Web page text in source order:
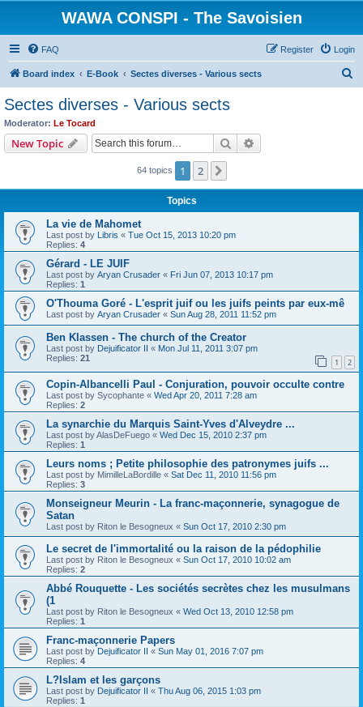
WAWA CONSPI - The Savoisien
FAQ Login
Register
Board index E-Book Sectes diverses - Various sects
Sectes diverses - Various sects
Moderator: Le Tocard
New Topic Search
64 topics 1 2
Topics
La vie de Mahomet
Last post by Libris « Tue Oct 15, 2013 10:20 pm
Replies: 4
Gérard - LE JUIF
Last post by Aryan Crusader « Fri Jun 07, 2013 10:17 pm
Replies: 1
O'Thouma Goré - L'esprit juif ou les juifs peints par eux-mê
Last post by Aryan Crusader « Sun Aug 28, 2011 11:52 pm
Ben Klassen - The church of the Creator
Last post by Dejuificator II « Mon Jul 11, 2011 3:07 pm
Replies: 21 1 2
Copin-Albancelli Paul - Conjuration, pouvoir occulte contre
Last post by Sycophante « Wed Apr 20, 2011 7:28 am
Replies: 2
La synarchie du Marquis Saint-Yves d'Alveydre ...
Last post byAlasDeFuego « Wed Dec 15, 2010 2:37 pm
Replies: 1
Leurs noms ; Petite philosophie des patronymes juifs ...
Last post by MimilleLaBordille « Sat Dec 11, 2010 11:56 pm
Replies: 3
Monseigneur Meurin - La franc-maçonnerie, synagogue de
Satan
Last post by Riton le Besogneux « Sun Oct 17, 2010 2:30 pm
Le secret de l'immortalité ou la raison de la pédophilie
Last post by Riton le Besogneux « Sun Oct 17, 2010 10:02 am
Replies: 2
Abbé Rouquette - Les sociétés secrètes chez les musulmans
(1
Last post by Riton le Besogneux « Wed Oct 13, 2010 12:58 pm
Replies: 1
Franc-maçonnerie Papers
Last post by Dejuificator II « Sun May 01, 2016 7:07 pm
Replies: 4
L?Islam et les garçons
Last post by Dejuificator II « Thu Aug 06, 2015 1:03 pm
Replies: 1